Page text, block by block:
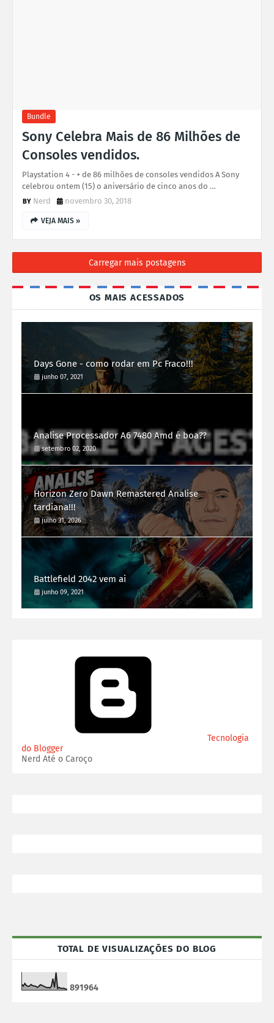
Bundle
Sony Celebra Mais de 86 Milhões de
Consoles vendidos.
Playstation 4 - + de 86 milhões de consoles vendidos A Sony
celebrou ontem (15) o aniversário de cinco anos do …
Nerd
novembro 30, 2018
VEJA MAIS »
Carregar mais postagens
OS MAIS ACESSADOS
Days Gone - como rodar em Pc Fraco!!!
junho 07, 2021
Analise Processador A6 7480 Amd é boa??
setembro 02, 2020
Horizon Zero Dawn Remastered Analise
tardiana!!!
julho 31, 2026
Battlefield 2042 vem ai
junho 09, 2021
Tecnologia
do Blogger
Nerd Até o Caroço
TOTAL DE VISUALIZAÇÕES DO BLOG
891964